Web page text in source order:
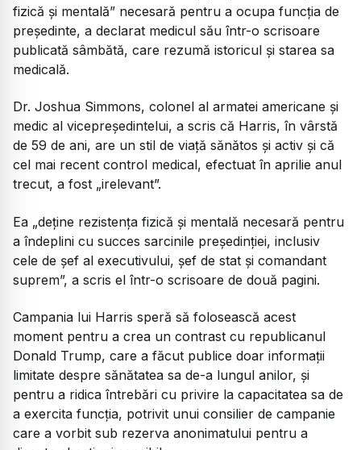
fizică și mentală” necesară pentru a ocupa funcția de
președinte, a declarat medicul său într-o scrisoare
publicată sâmbătă, care rezumă istoricul și starea sa
medicală.
Dr. Joshua Simmons, colonel al armatei americane și
medic al vicepreședintelui, a scris că Harris, în vârstă
de 59 de ani, are un stil de viață sănătos și activ și că
cel mai recent control medical, efectuat în aprilie anul
trecut, a fost „irelevant”.
Ea „deține rezistența fizică și mentală necesară pentru
a îndeplini cu succes sarcinile președinției, inclusiv
cele de șef al executivului, șef de stat și comandant
suprem”, a scris el într-o scrisoare de două pagini.
Campania lui Harris speră să folosească acest
moment pentru a crea un contrast cu republicanul
Donald Trump, care a făcut publice doar informații
limitate despre sănătatea sa de-a lungul anilor, și
pentru a ridica întrebări cu privire la capacitatea sa de
a exercita funcția, potrivit unui consilier de campanie
care a vorbit sub rezerva anonimatului pentru a